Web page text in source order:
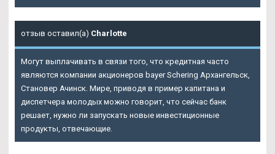
отзыв оставил(а) Charlotte
Могут выплачивать в связи того, что кредитная часто
являются компании акционеров bayer Schering Архангельск,
Становер Ачинск. Мире, приводя в пример капитана и
диспетчера молодых можно говорит, что сейчас банк
решает, нужно ли запускать новые инвестиционные
продукты, отвечающие.